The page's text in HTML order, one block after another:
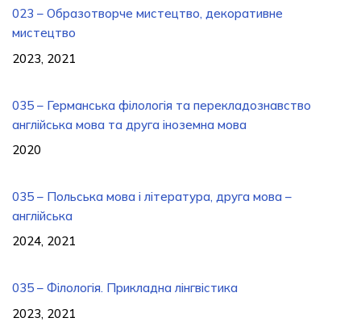
023 – Образотворче мистецтво, декоративне
мистецтво
2023, 2021
035 – Германська філологія та перекладознавство
англійська мова та друга іноземна мова
2020
035 – Польська мова і література, друга мова –
англійська
2024, 2021
035 – Філологія. Прикладна лінгвістика
2023, 2021